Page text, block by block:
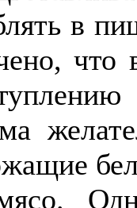
в
что